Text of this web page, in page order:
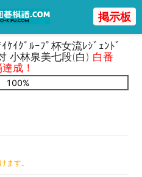
掲示板
ｹｲｸﾞﾙｰﾌﾟ杯女流ﾚｼﾞｪﾝﾄﾞ
小林泉美七段(白) 白番
成！
100%
ます。